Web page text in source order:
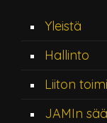
Yleistä
Hallinto
Liiton
JAMIn